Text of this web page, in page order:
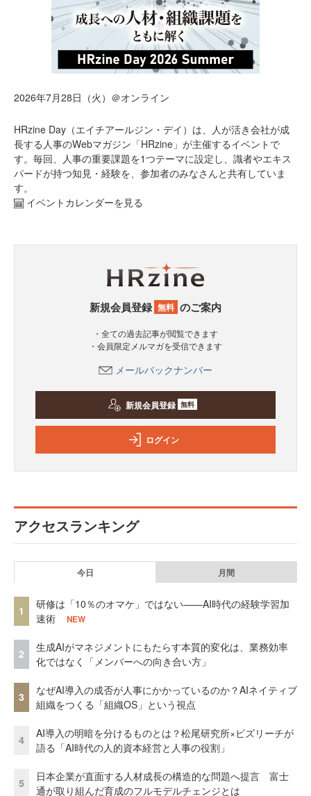
2026年7月28日（火）＠オンライン
HRzine Day（エイチアールジン・デイ）は、人が活き会社が成
長する人事のWebマガジン「HRzine」が主催するイベントで
す。毎回、人事の重要課題を1つテーマに設定し、識者やエキス
パードが持つ知見・経験を、参加者のみなさんと共有していま
す。
イベントカレンダーを見る
新規会員登録 無料 のご案内
・全ての過去記事が閲覧できます
・会員限定メルマガを受信できます
メールバックナンバー
新規会員登録 無料
ログイン
アクセスランキング
今日 月間
1
研修は「10％のオマケ」ではない——AI時代の経験学習加
速術
NEW
2
生成AIがマネジメントにもたらす本質的変化は、業務効率
化ではなく「メンバーへの向き合い方」
3
なぜAI導入の成否が人事にかかっているのか？AIネイティブ
組織をつくる「組織OS」という視点
4
AI導入の明暗を分けるものとは？松尾研究所×ビズリーチが
語る「AI時代の人的資本経営と人事の役割」
5
日本企業が直面する人材成長の構造的な問題へ提言 富士
通が取り組んだ育成のフルモデルチェンジとは